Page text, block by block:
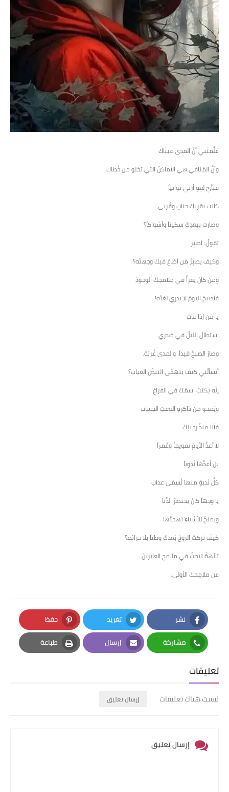
عَلَّمتَني أنَّ المدى عينَاك
وأنَّ المَنافي هي الأماكنُ التي تخلو من خُطاك
فبأيّ لغةٍ أرثي ثوانياً
كانت بقربكَ جناتٍ وقُربى
وصارت ببعدِكَ سكيناً وأشواكاً؟
تقولُ: اصبِر
وكيف يصبِرُ من أضاعَ فيكَ وجهتَه؟
ومن كانَ يقرأُ في ملامحِكَ الوجودَ
فأصبحَ اليومَ لا يدري لغتَه!
يا مَن إذا غابَ
استطالَ الليلُ في صَدري
وصارَ الصبحُ قيداً، والمدى غُربَة.
أتسألُني كيفَ يتهجّى النبضُ الغياب؟
إنَّه يكتبُ اسمَكَ في الفراغِ
ويَمحو من ذاكرةِ الوقتِ الحِساب
فأنا منذُ رحيلِكَ
لا أعدُّ الأيامَ تقويماً وعُمراً
بل أعدُّها نُدوباً
كلُّ نَدبةٍ منها تُسمّى عذاب
يا وجهاً كانَ يختصرُ الدُّنا
ويمنحُ للأشياءِ بَهجتَها
كيفَ تركتَ الروحَ بَعدكَ وطناً بلا خرائط؟
تائهةً تبحثُ في ملامحِ العابرينَ
عن ملامِحكَ الأولى.
نشر
Facebook
تغريد
Twitter
حفظ
Pinterest
مشاركة
Whatsapp
إرسال
Email
طباعة
Print
تعليقات
ليست هناك تعليقات إرسال تعليق
إرسال تعليق